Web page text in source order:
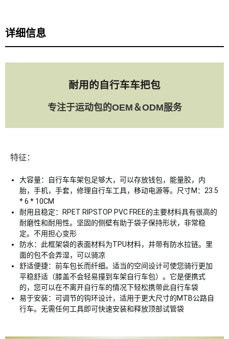
详细信息
耐用的自行车车把包
专注于运动包的OEM＆ODM服务
特征：
大容量：自行车车架包足够大，可以存放钱包，能量胶，内
胎，手机，手套，修理自行车工具，移动电源等。尺寸M：23.5
* 6 * 10CM
耐用且稳定：RPET RIPSTOP PVC FREE的主要材料具有很高的
耐磨性和耐用性。坚固的侧壁有助于袋子保持形状，非常稳
定。不用担心变形
防水：此框架袋的表面材料为TPU材料，并带有防水拉链。里
面的包不会弄湿，可以骑凉
舒适便捷：前车包长而纤细。适当的空间设计可使您骑行更加
平稳舒适（膝盖不会轻易撞到车架自行车包）。它是便携式
的，您可以在不离开自行车的情况下轻松携带此自行车袋
易于安装：可调节的钩环设计，适用于更大尺寸的MTB公路自
行车。无需任何工具即可快速安装和释放顶部试管袋